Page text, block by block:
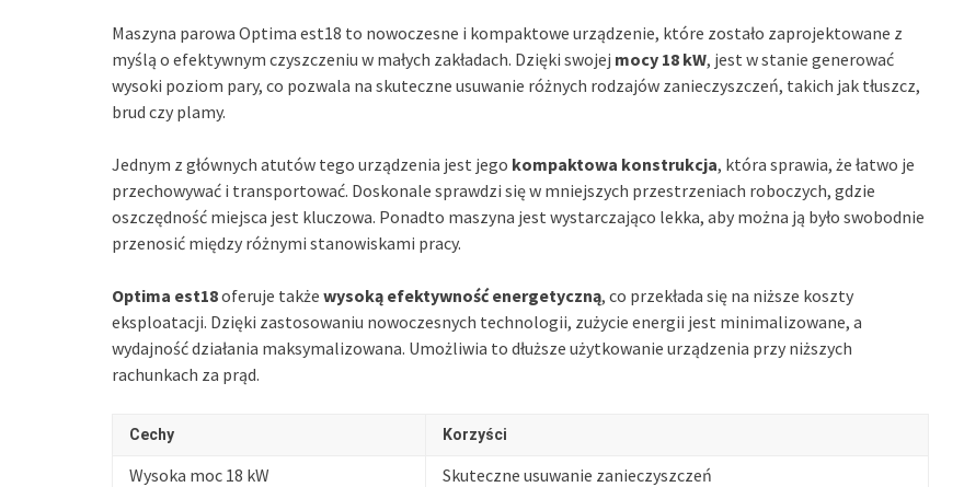
Maszyna parowa Optima est18 to nowoczesne i kompaktowe urządzenie, które zostało zaprojektowane z
myślą o efektywnym czyszczeniu w małych zakładach. Dzięki swojej mocy 18 kW, jest w stanie generować
wysoki poziom pary, co pozwala na skuteczne usuwanie różnych rodzajów zanieczyszczeń, takich jak tłuszcz,
brud czy plamy.
Jednym z głównych atutów tego urządzenia jest jego kompaktowa konstrukcja, która sprawia, że łatwo je
przechowywać i transportować. Doskonale sprawdzi się w mniejszych przestrzeniach roboczych, gdzie
oszczędność miejsca jest kluczowa. Ponadto maszyna jest wystarczająco lekka, aby można ją było swobodnie
przenosić między różnymi stanowiskami pracy.
Optima est18oferuje także wysoką efektywność energetyczną, co przekłada się na niższe koszty
eksploatacji. Dzięki zastosowaniu nowoczesnych technologii, zużycie energii jest minimalizowane, a
wydajność działania maksymalizowana. Umożliwia to dłuższe użytkowanie urządzenia przy niższych
rachunkach za prąd.
Cechy Korzyści
Wysoka moc 18 kW
Skuteczne usuwanie zanieczyszczeń